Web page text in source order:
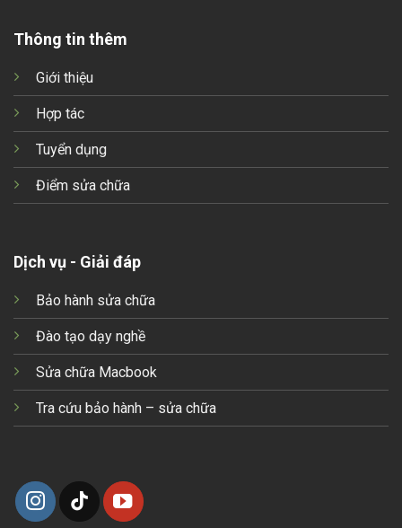
Thông tin thêm
Giới thiệu
Hợp tác
Tuyển dụng
Điểm sửa chữa
Dịch vụ - Giải đáp
Bảo hành sửa chữa
Đào tạo dạy nghề
Sửa chữa Macbook
Tra cứu bảo hành – sửa chữa